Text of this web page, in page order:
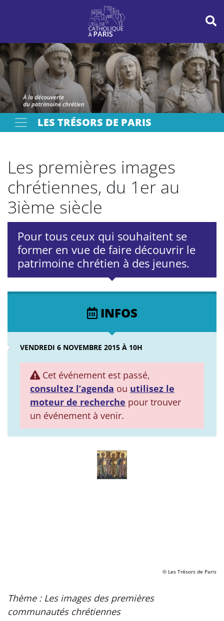
Votre recherche OK
LES TRÉSORS DE PARIS
Les premières images
chrétiennes, du 1er au
3ième siècle
Pour tous ceux qui souhaitent se
former en vue de faire découvrir le
patrimoine chrétien à des jeunes.
INFOS
VENDREDI 6 NOVEMBRE 2015 À 10H
Cet événement est passé,
consultez l’agenda ou utilisez le
moteur de recherche pour trouver
un événement à venir.
© Les Trésors de Paris
Thème : Les images des premières
communautés chrétiennes
Panneau de gestion des cookies